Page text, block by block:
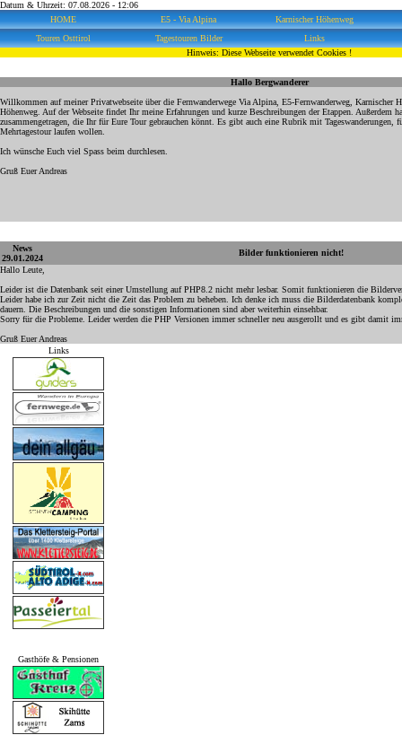
Datum & Uhrzeit: 07.08.2026 - 12:06
HOME
E5 - Via Alpina
Karnischer Höhenweg
Touren Osttirol
Tagestouren Bilder
Links
Hinweis: Diese Webseite verwendet Cookies !
Hallo Bergwanderer
Willkommen auf meiner Privatwebseite über die Fernwanderwege Via Alpina, E5-Fernwanderweg, Karnischer
Höhenweg. Auf der Webseite findet Ihr meine Erfahrungen und kurze Beschreibungen der Etappen. Außerdem
zusammengetragen, die Ihr für Eure Tour gebrauchen könnt. Es gibt auch eine Rubrik mit Tageswanderungen,
Mehrtagestour laufen wollen.
Ich wünsche Euch viel Spass beim durchlesen.
Gruß Euer Andreas
News
29.01.2024
Bilder funktionieren nicht!
Hallo Leute,
Leider ist die Datenbank seit einer Umstellung auf PHP8.2 nicht mehr lesbar. Somit funktionieren die
Leider habe ich zur Zeit nicht die Zeit das Problem zu beheben. Ich denke ich muss die Bilderdatenbank
dauern. Die Beschreibungen und die sonstigen Informationen sind aber weiterhin einsehbar.
Sorry für die Probleme. Leider werden die PHP Versionen immer schneller neu ausgerollt und es gibt damit
Gruß Euer Andreas
Links
Gasthöfe & Pensionen